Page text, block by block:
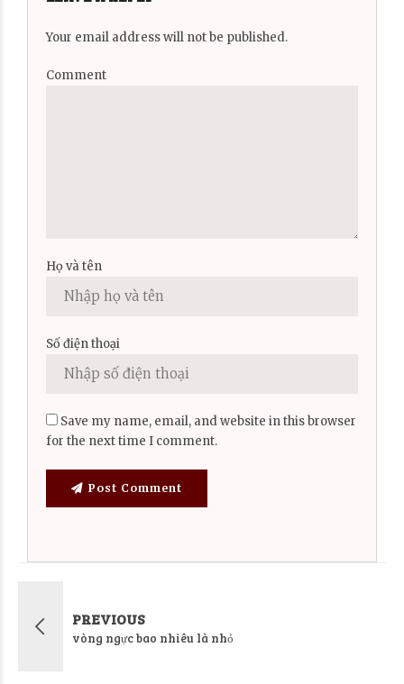
Your email address will not be published.
Comment
Họ và tên
Số điện thoại
Save my name, email, and website in this browser
for the next time I comment.
Post Comment
PREVIOUS
vòng ngực bao nhiêu là nhỏ